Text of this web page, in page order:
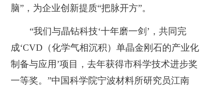
脑”，为企业创新提质“把脉开方”。
“我们与晶钻科技‘十年磨一剑’，共同完
成‘CVD（化学气相沉积）单晶金刚石的产业化
制备与应用’项目，去年获得市科学技术进步奖
一等奖。”中国科学院宁波材料所研究员江南